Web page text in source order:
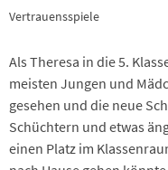
Vertrauensspiele
Als Theresa in die 5.
meisten Jungen und
gesehen und die neue
Schüchtern und etwas
einen Platz im